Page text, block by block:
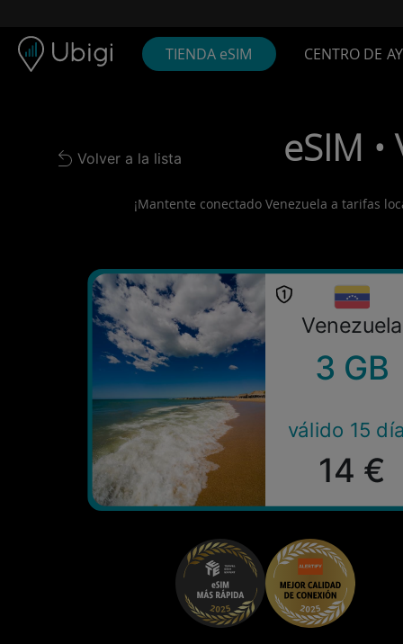
TIENDA eSIM CENTRO DE
Back to list
Volver a la lista eSIM •
¡Mantente conectado Venezuela a tarifas
Venezuela
3 GB
válido 15
14 €